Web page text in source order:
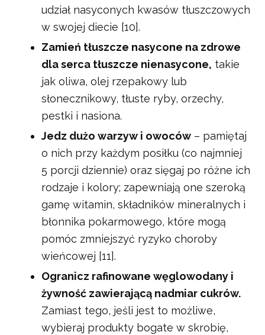
udział nasyconych kwasów tłuszczowych
w swojej diecie [10].
Zamień tłuszcze nasycone na zdrowe
dla serca tłuszcze nienasycone, takie
jak oliwa, olej rzepakowy lub
słonecznikowy, tłuste ryby, orzechy,
pestki i nasiona.
Jedz dużo warzyw i owoców – pamiętaj
o nich przy każdym posiłku (co najmniej
5 porcji dziennie) oraz sięgaj po różne ich
rodzaje i kolory; zapewniają one szeroką
gamę witamin, składników mineralnych i
błonnika pokarmowego, które mogą
pomóc zmniejszyć ryzyko choroby
wieńcowej [11].
Ogranicz rafinowane węglowodany i
żywność zawierającą nadmiar cukrów.
Zamiast tego, jeśli jest to możliwe,
wybieraj produkty bogate w skrobię,